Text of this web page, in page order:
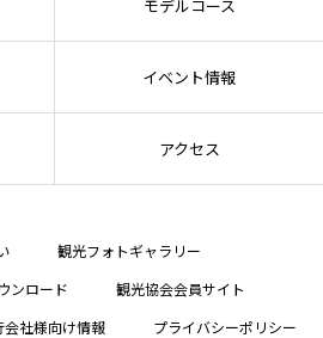
モデルコース
イベント情報
アクセス
観光フォトギャラリー
ンロード
観光協会会員サイト
会社様向け情報 プライバシーポリシー